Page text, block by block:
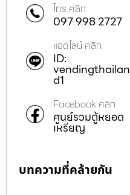
โทร คลิก
097 998 2727
แอดไลน์ คลิก
ID:
vendingthailan
d1
Facebook คลิก
ศูนย์รวมตู้หยอด
เหรียญ
บทความที่คล้ายกัน